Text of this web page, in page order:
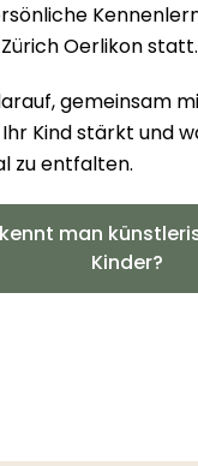
Oerlikon statt.
gemeinsam
Kind stärkt und
zu entfalten.
man
Kinder?